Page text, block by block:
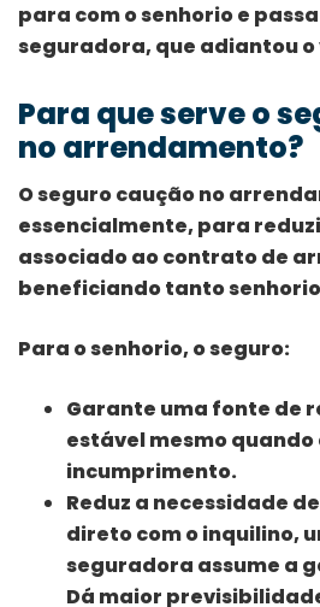
para com o senhorio e
seguradora, que adiantou
Para que serve o
no arrendamento?
O seguro caução no
essencialmente, para
associado ao contrato de
beneficiando tanto
Para o senhorio, o seguro:
Garante uma fonte de
estável mesmo quando
incumprimento.
Reduz a necessidade
direto com o inquilino,
seguradora assume a
Dá maior